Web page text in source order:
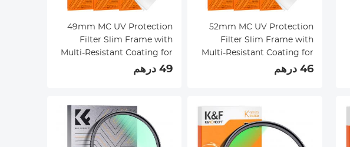
52mm MC UV Protection
Filter Slim Frame with
Multi-Resistant Coating for
Camera Lens Nano-Klear
46 درهم
49mm MC UV Protection
Filter Slim Frame with
Multi-Resistant Coating for
Camera Lens Nano-Klear
49 درهم